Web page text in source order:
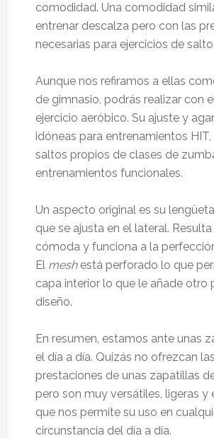
comodidad. Una comodidad
entrenar descalza pero con las
necesarias para ejercicios de
Aunque nos refiramos a ellas
de gimnasio, podrás realizar con
ejercicio aeróbico. Su ajuste y
idóneas para entrenamientos
saltos propios de clases de
entrenamientos funcionales.
Un aspecto original es su
que se ajusta en el lateral.
cómoda y funciona a la
El meshestá perforado lo que
capa interior lo que le añade otro
diseño.
En resumen, estamos ante unas
el día a día. Quizás no ofrezcan las
prestaciones de unas zapatillas
pero son muy versátiles, ligeras y
que nos permite su uso en
circunstancia del día a día.